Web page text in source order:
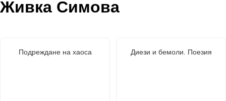
Живка Симова
Подреждане на хаоса Диези и бемоли. Поезия